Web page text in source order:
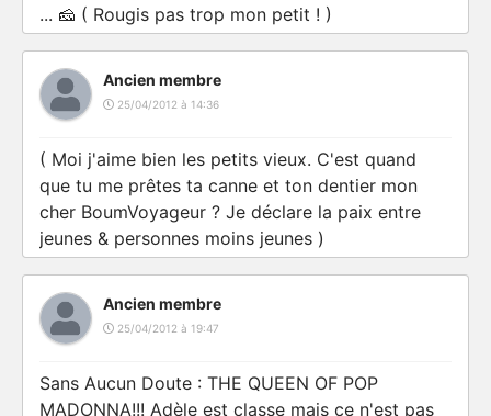
... 🧀 ( Rougis pas trop mon petit ! )
Ancien membre
25/04/2012 à 14:36
( Moi j'aime bien les petits vieux. C'est quand
que tu me prêtes ta canne et ton dentier mon
cher BoumVoyageur ? Je déclare la paix entre
jeunes & personnes moins jeunes )
Ancien membre
25/04/2012 à 19:47
Sans Aucun Doute : THE QUEEN OF POP
MADONNA!!! Adèle est classe mais ce n'est pas